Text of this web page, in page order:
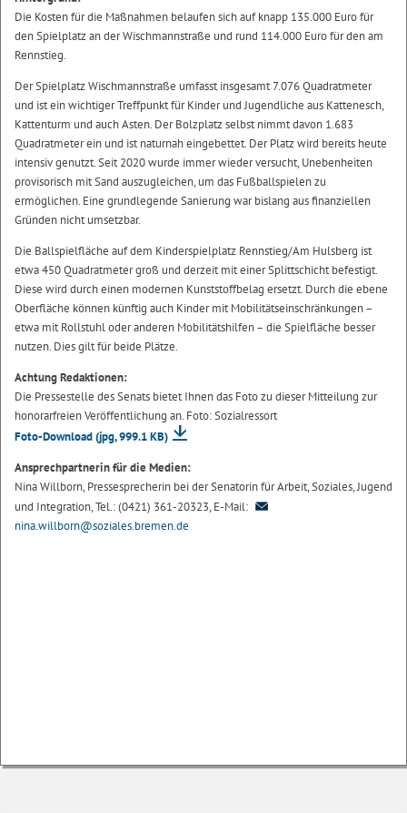
Die Kosten für die Maßnahmen belaufen sich auf knapp 135.000 Euro für
den Spielplatz an der Wischmannstraße und rund 114.000 Euro für den am
Rennstieg.
Der Spielplatz Wischmannstraße umfasst insgesamt 7.076 Quadratmeter
und ist ein wichtiger Treffpunkt für Kinder und Jugendliche aus Kattenesch,
Kattenturm und auch Asten. Der Bolzplatz selbst nimmt davon 1.683
Quadratmeter ein und ist naturnah eingebettet. Der Platz wird bereits heute
intensiv genutzt. Seit 2020 wurde immer wieder versucht, Unebenheiten
provisorisch mit Sand auszugleichen, um das Fußballspielen zu
ermöglichen. Eine grundlegende Sanierung war bislang aus finanziellen
Gründen nicht umsetzbar.
Die Ballspielfläche auf dem Kinderspielplatz Rennstieg/Am Hulsberg ist
etwa 450 Quadratmeter groß und derzeit mit einer Splittschicht befestigt.
Diese wird durch einen modernen Kunststoffbelag ersetzt. Durch die ebene
Oberfläche können künftig auch Kinder mit Mobilitätseinschränkungen –
etwa mit Rollstuhl oder anderen Mobilitätshilfen – die Spielfläche besser
nutzen. Dies gilt für beide Plätze.
Achtung Redaktionen:
Die Pressestelle des Senats bietet Ihnen das Foto zu dieser Mitteilung zur
honorarfreien Veröffentlichung an. Foto: Sozialressort
Foto-Download(jpg, 999.1 KB)
Ansprechpartnerin für die Medien:
Nina Willborn, Pressesprecherin bei der Senatorin für Arbeit, Soziales, Jugend
und Integration, Tel.: (0421) 361-20323, E-Mail:
nina.willborn@soziales.bremen.de